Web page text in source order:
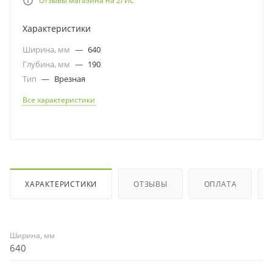
Характеристики
Ширина, мм — 640
Глубина, мм — 190
Тип — Врезная
Все характеристики
ХАРАКТЕРИСТИКИ ОТЗЫВЫ ОПЛАТА
Ширина, мм
640